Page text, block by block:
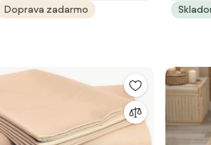
Doprava zadarmo